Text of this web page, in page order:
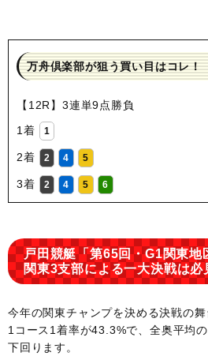
万舟倶楽部が狙う買い目はコレ！
【12R】3連単9点勝負
1着
1
2着 2 4 5
3着 2 4 5 6
戸田競艇「第65回・G1関東地
関東3支部による一大決戦は必
今年の関東チャンプを決める決戦の舞
1コース1着率が43.3%で、全奥平均
下回ります。